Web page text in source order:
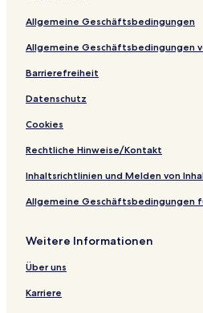
Allgemeine Geschäftsbedingungen
Allgemeine Geschäftsbedingungen
Barrierefreiheit
Datenschutz
Cookies
Rechtliche Hinweise/Kontakt
Inhaltsrichtlinien und Melden von
Allgemeine Geschäftsbedingungen
Weitere Informationen
Über uns
Karriere